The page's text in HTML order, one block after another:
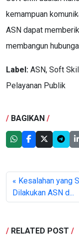
kemampuan
ASN dapat
membangun
Label: ASN, Soft
Pelayanan Publik
/ BAGIKAN /
« Kesalahan yang
Dilakukan ASN d...
/ RELATED POST /